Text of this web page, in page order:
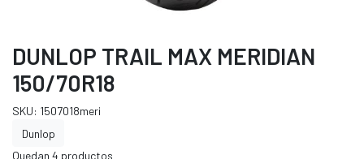
DUNLOP TRAIL MAX MERIDIAN
150/70R18
SKU: 1507018meri
Dunlop
Quedan 4 productos